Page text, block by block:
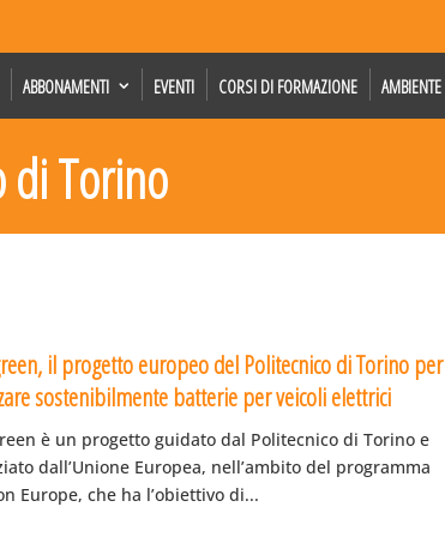
ABBONAMENTI EVENTI CORSI DI FORMAZIONE AMBIENTE
di Torino
il progetto europeo del Politecnico di Torino per
sostenibilmente batterie per veicoli elettrici
è un progetto guidato dal Politecnico di Torino e
dall’Unione Europea, nell’ambito del programma
Europe, che ha l’obiettivo di...